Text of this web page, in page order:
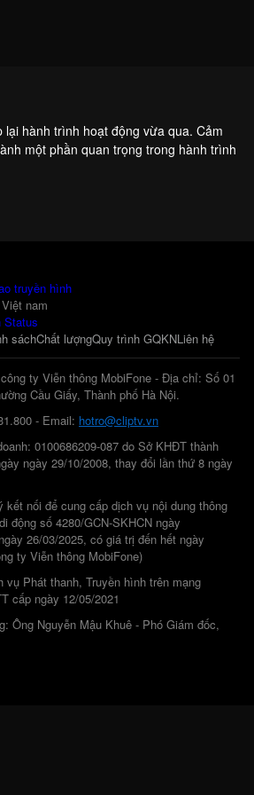
lại hành trình hoạt động vừa qua. Cảm
một phần quan trọng trong hành trình
sáchChất lượngQuy trình GQKNLiên hệ
ty Viễn thông MobiFone - Địa chỉ: Số 01
Cầu Giấy, Thành phố Hà Nội.
- Email: hotro@cliptv.vn
0100686209-087 do Sở KHĐT thành
ngày 29/10/2008, thay đổi lần thứ 8 ngày
kết nối để cung cấp dịch vụ nội dung thông
động số 4280/GCN-SKHCN ngày
26/03/2025, có giá trị đến hết ngày
ty Viễn thông MobiFone)
vụ Phát thanh, Truyền hình trên mạng
cấp ngày 12/05/2021
Ông Nguyễn Mậu Khuê - Phó Giám đốc,